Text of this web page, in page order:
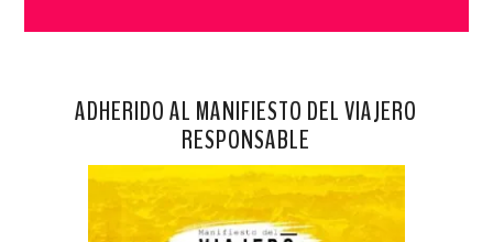
ADHERIDO AL MANIFIESTO DEL VIAJERO
RESPONSABLE